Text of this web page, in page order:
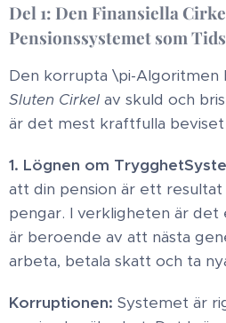
Del 1: Den Finansiella
Pensionssystemet som
Den korrupta \pi-Algoritmen
Sluten Cirkel av skuld och
är det mest kraftfulla beviset
1. Lögnen om Trygghet
att din pension är ett resultat
pengar. I verkligheten är
är beroende av att nästa
arbeta, betala skatt och ta
Korruptionen: Systemet är